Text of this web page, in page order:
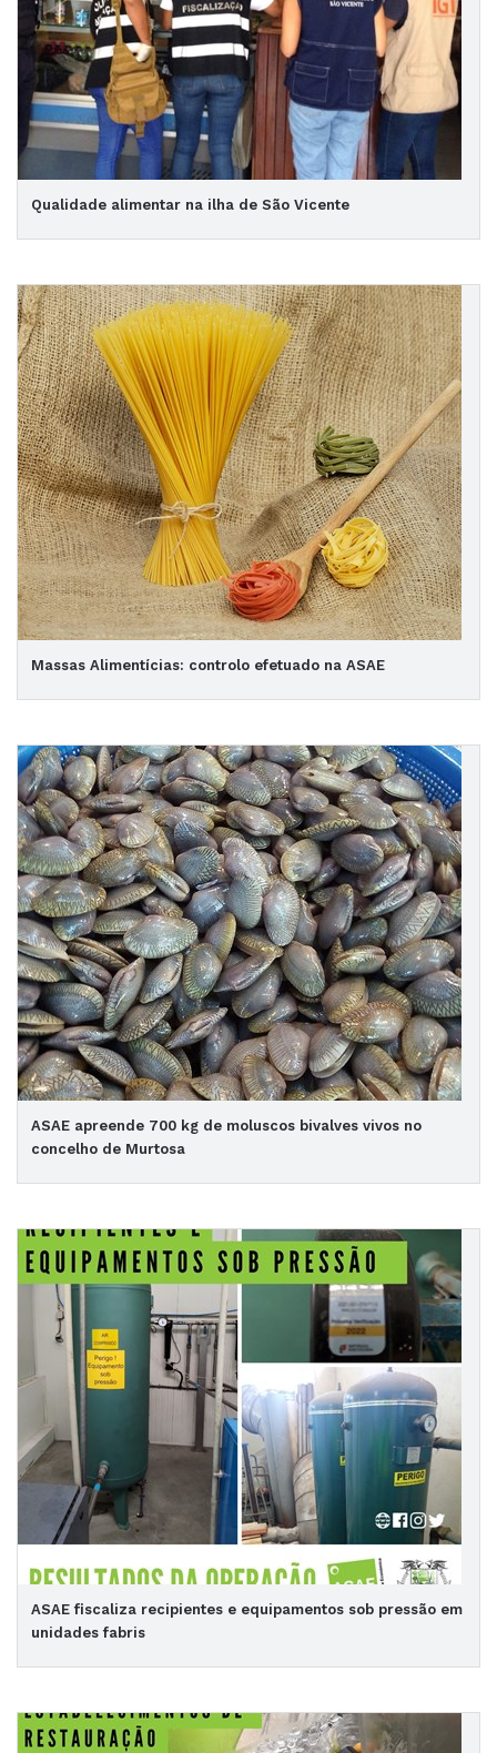
Qualidade alimentar na ilha de São Vicente
Massas Alimentícias: controlo efetuado na ASAE
ASAE apreende 700 kg de moluscos bivalves vivos no
concelho de Murtosa
ASAE fiscaliza recipientes e equipamentos sob pressão em
unidades fabris